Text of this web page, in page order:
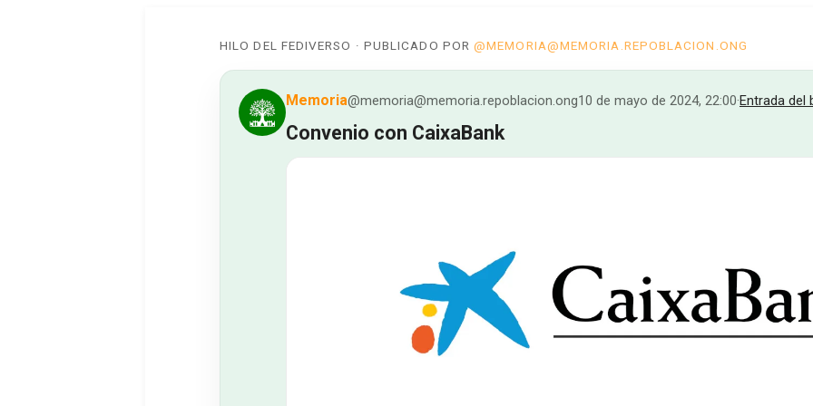
HILO DEL FEDIVERSO · PUBLICADO POR@MEMORIA@MEMORIA.REPOBLACION.ONG
Memoria@memoria@memoria.repoblacion.ong10 de mayo de 2024, 22:00·Entrada del
Convenio con CaixaBank